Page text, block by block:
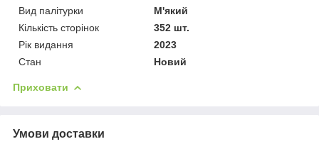
Вид палітурки
М'який
Кількість сторінок
352 шт.
Рік видання
2023
Стан
Новий
Приховати
Умови доставки